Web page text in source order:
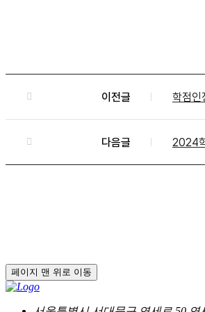
이전글 학점인
다음글 2024
페이지 맨 위로 이동